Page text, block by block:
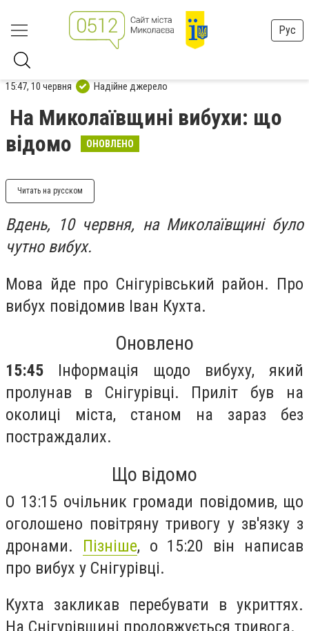
Рус
15:47, 10 червня Надійне джерело
На Миколаївщині вибухи: що
відомо
ОНОВЛЕНО
Читать на русском
Вдень, 10 червня, на Миколаївщині було
чутно вибух.
Мова йде про Снігурівський район. Про
вибух повідомив Іван Кухта.
Оновлено
15:45 Інформація щодо вибуху, який
пролунав в Снігурівці. Приліт був на
околиці міста, станом на зараз без
постраждалих.
Що відомо
О 13:15 очільник громади повідомив, що
оголошено повітряну тривогу у зв'язку з
дронами. Пізніше, о 15:20 він написав
про вибух у Снігурівці.
Кухта закликав перебувати в укриттях.
На Снігурівщині продовжується тривога.